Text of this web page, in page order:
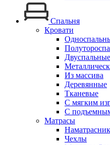
Спальня
Кровати
Из массива
Деревянные
Тканевые
С мягким
С
Матрасы
Чехлы